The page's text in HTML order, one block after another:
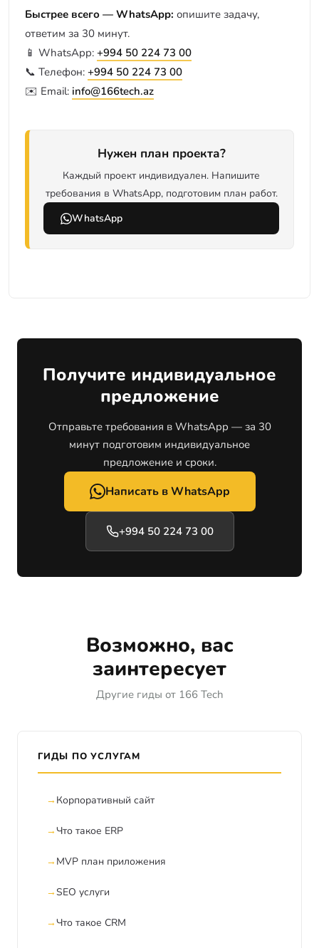
Быстрее всего — WhatsApp: опишите задачу,
ответим за 30 минут.
📱 WhatsApp: +994 50 224 73 00
📞 Телефон: +994 50 224 73 00
✉️ Email: info@166tech.az
Нужен план проекта?
Каждый проект индивидуален. Напишите
требования в WhatsApp, подготовим план работ.
WhatsApp
Получите индивидуальное
предложение
Отправьте требования в WhatsApp — за 30
минут подготовим индивидуальное
предложение и сроки.
Написать в WhatsApp
+994 50 224 73 00
Возможно, вас
заинтересует
Другие гиды от 166 Tech
ГИДЫ ПО УСЛУГАМ
Корпоративный сайт
Что такое ERP
MVP план приложения
SEO услуги
Что такое CRM